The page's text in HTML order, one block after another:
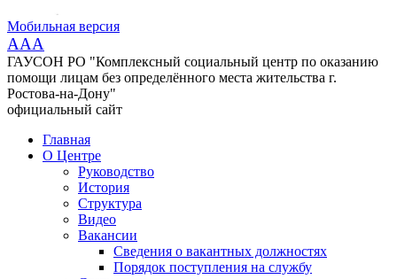
Мобильная версия
AAA
ГАУСОН РО "Комплексный социальный центр по оказанию
помощи лицам без определённого места жительства г.
Ростова-на-Дону"
официальный сайт
Главная
О Центре
Руководство
История
Структура
Видео
Вакансии
Сведения о вакантных должностях
Порядок поступления на службу